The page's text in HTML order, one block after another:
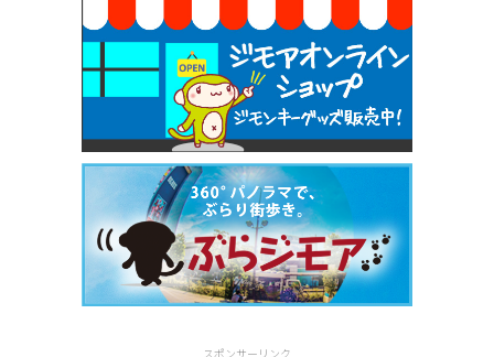
スポンサーリンク